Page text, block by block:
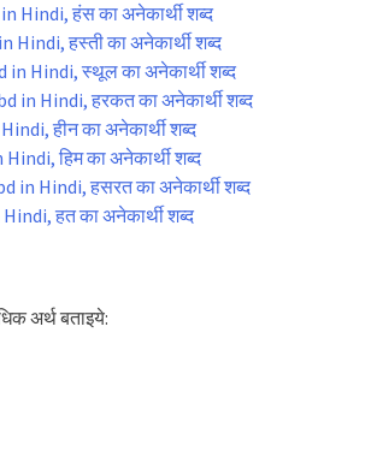
Hindi, हंस का अनेकार्थी शब्द
हस्ती का अनेकार्थी शब्द
Hindi, स्थूल का अनेकार्थी शब्द
in Hindi, हरकत का अनेकार्थी शब्द
हीन का अनेकार्थी शब्द
हिम का अनेकार्थी शब्द
in Hindi, हसरत का अनेकार्थी शब्द
हत का अनेकार्थी शब्द
अर्थ बताइये: